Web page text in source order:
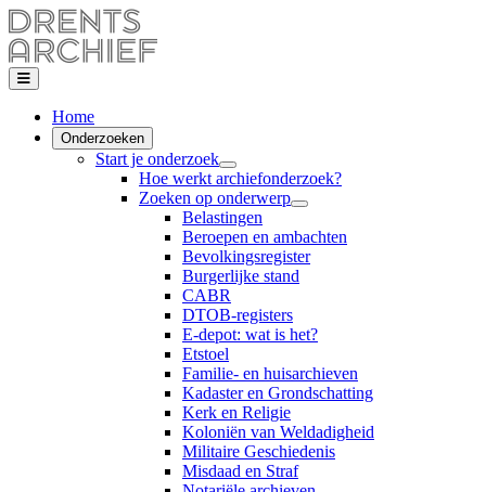
Home
Onderzoeken
Start je onderzoek
Hoe werkt archiefonderzoek?
Zoeken op onderwerp
Belastingen
Beroepen en ambachten
Bevolkingsregister
Burgerlijke stand
CABR
DTOB-registers
E-depot: wat is het?
Etstoel
Familie- en huisarchieven
Kadaster en Grondschatting
Kerk en Religie
Koloniën van Weldadigheid
Militaire Geschiedenis
Misdaad en Straf